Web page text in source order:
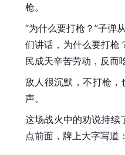
枪。
“为什么要打枪？”子弹
们讲话，为什么要打枪
民成天辛苦劳动，反而
敌人很沉默，不打枪
声。
这场战火中的劝说持续
点前面，牌上大字写道